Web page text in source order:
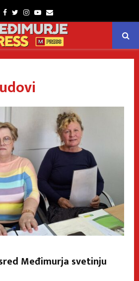
Facebook
TwitterInstagram
Youtube
Email
Međimurja svetinju